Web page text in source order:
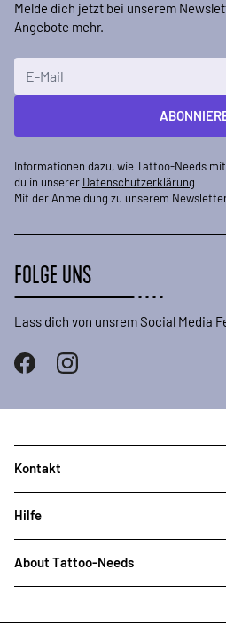
Melde dich jetzt bei unserem
Angebote mehr.
Informationen dazu, wie Tattoo-Needs
du in unserer Datenschutzerklärung
Mit der Anmeldung zu unserem
FOLGE UNS
Lass dich von unsrem Social Media
Kontakt
Hilfe
About Tattoo-Needs